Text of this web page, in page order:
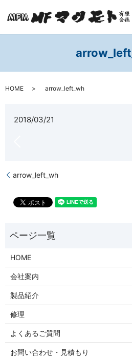
HOME arrow_left_wh
2018/03/21
arrow_left_wh
HOME
会社案内
製品紹介
修理
よくあるご質問
お問い合わせ・見積もり